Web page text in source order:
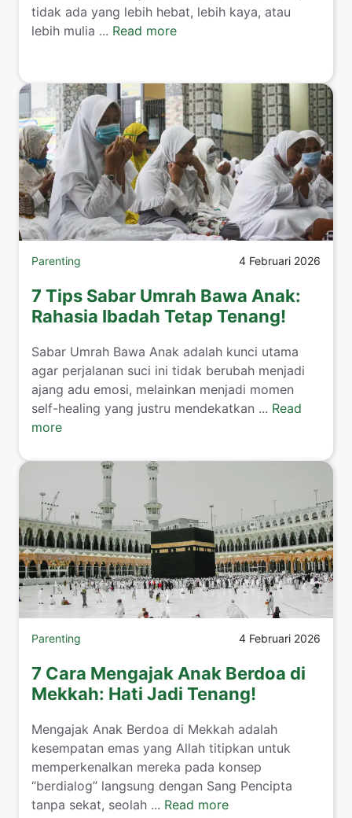
tidak ada yang lebih hebat, lebih kaya, atau
lebih mulia ... Read more
Parenting 4 Februari 2026
7 Tips Sabar Umrah Bawa Anak:
Rahasia Ibadah Tetap Tenang!
​Sabar Umrah Bawa Anak adalah kunci utama
agar perjalanan suci ini tidak berubah menjadi
ajang adu emosi, melainkan menjadi momen
self-healing yang justru mendekatkan ... Read
more
Parenting 4 Februari 2026
7 Cara Mengajak Anak Berdoa di
Mekkah: Hati Jadi Tenang!
​Mengajak Anak Berdoa di Mekkah adalah
kesempatan emas yang Allah titipkan untuk
memperkenalkan mereka pada konsep
“berdialog” langsung dengan Sang Pencipta
tanpa sekat, seolah ... Read more